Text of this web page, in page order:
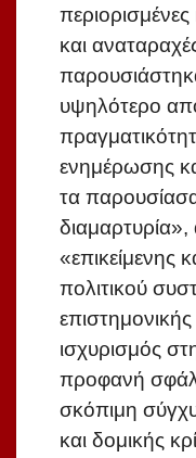
και
υψηλότερο από
ενημέρωσης
τα
«επικείμενης
πολιτικού
ισχυρισμός
προφανή
σκόπιμη
και δομικής